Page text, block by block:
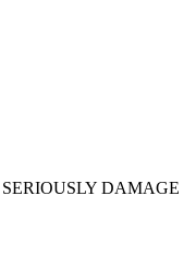
DAMAGE